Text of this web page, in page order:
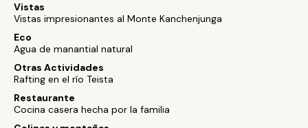
Vistas
Vistas impresionantes al Monte Kanchenjunga
Eco
Agua de manantial natural
Otras Actividades
Rafting en el río Teista
Restaurante
Cocina casera hecha por la familia